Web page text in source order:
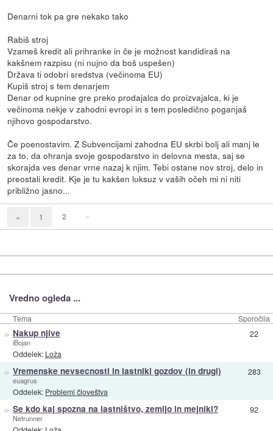
Denarni tok pa gre nekako tako
Rabiš stroj
Vzameš kredit ali prihranke in če je možnost kandidiraš na
kakšnem razpisu (ni nujno da boš uspešen)
Država ti odobri sredstva (večinoma EU)
Kupiš stroj s tem denarjem
Denar od kupnine gre preko prodajalca do proizvajalca, ki je
večinoma nekje v zahodni evropi in s tem posledično poganjaš
njihovo gospodarstvo.
Če poenostavim. Z Subvencijami zahodna EU skrbi bolj ali manj le
za to, da ohranja svoje gospodarstvo in delovna mesta, saj se
skorajda ves denar vrne nazaj k njim. Tebi ostane nov stroj, delo in
preostali kredit. Kje je tu kakšen luksuz v vaših očeh mi ni niti
približno jasno...
« 1 2 »
Vredno ogleda ...
Tema Sporočila
» Nakup njive
iBojan
Oddelek: Loža
22
» Vremenske nevsecnosti in lastniki gozdov (in drugi)
euagrus
Oddelek: Problemi človeštva
283
» Se kdo kaj spozna na lastništvo, zemljo in mejniki?
Netrunner
92